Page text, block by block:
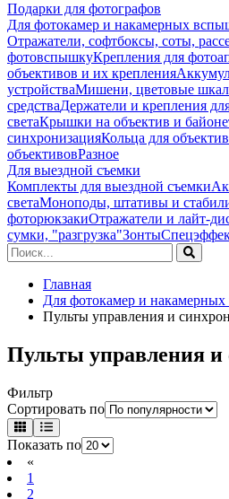
Подарки для фотографов
Для фотокамер и накамерных
Отражатели, софтбоксы, соты,
фотовспышкуКрепления для
объективов и их крепления
устройстваМишени, цветовые
средстваДержатели и крепления
светаКрышки на объектив и
синхронизацияКольца для
объективовРазное
Для выездной съемки
Комплекты для выездной съемки
светаМоноподы, штативы и
фоторюкзакиОтражатели и лайт-
сумки, "разгрузка"Зонты
Главная
Для фотокамер и
Пульты управления и
Пульты управления и
Фильтр
Сортировать по
Показать по
«
1
2